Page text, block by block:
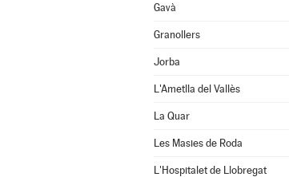
Gavà
Granollers
Jorba
L'Ametlla del Vallès
La Quar
Les Masies de Roda
L'Hospitalet de Llobregat